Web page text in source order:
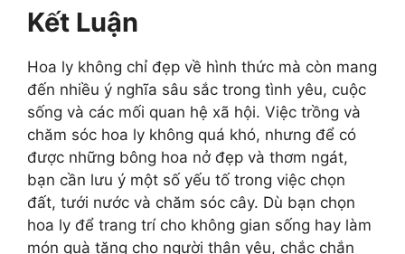
Kết Luận
Hoa ly không chỉ đẹp về hình thức mà còn mang
đến nhiều ý nghĩa sâu sắc trong tình yêu, cuộc
sống và các mối quan hệ xã hội. Việc trồng và
chăm sóc hoa ly không quá khó, nhưng để có
được những bông hoa nở đẹp và thơm ngát,
bạn cần lưu ý một số yếu tố trong việc chọn
đất, tưới nước và chăm sóc cây. Dù bạn chọn
hoa ly để trang trí cho không gian sống hay làm
món quà tặng cho người thân yêu, chắc chắn